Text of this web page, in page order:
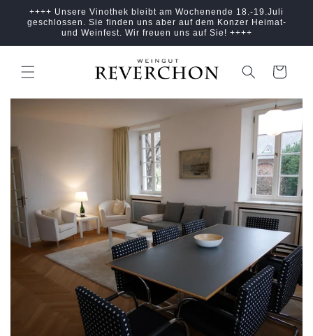
zum
Inhalt
++++ Unsere Vinothek bleibt am Wochenende 18.-19.Juli
geschlossen. Sie finden uns aber auf dem Konzer Heimat-
und Weinfest. Wir freuen uns auf Sie! ++++
Warenkorb